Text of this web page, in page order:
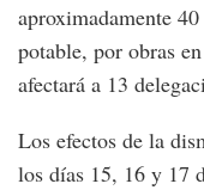
aproximadamente
potable, por obras
afectará a 13
Los efectos de la
los días 15, 16 y 17